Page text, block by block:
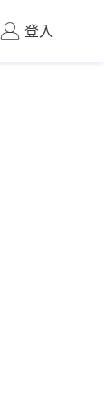
食玩飛
登入